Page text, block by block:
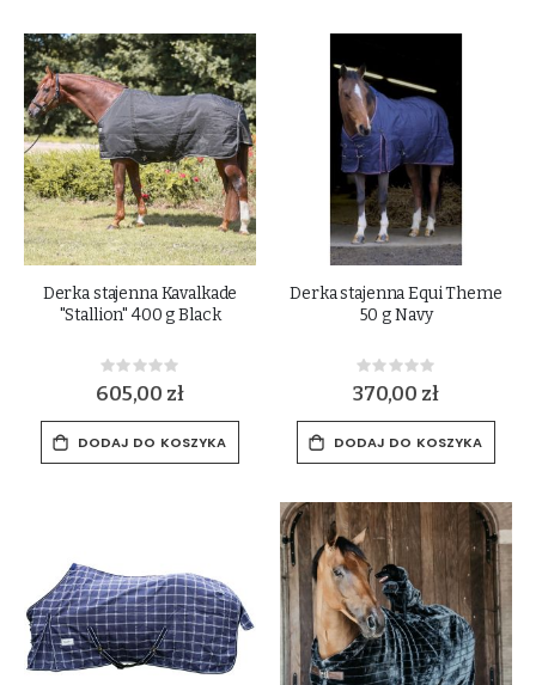
Derka stajenna Kavalkade
"Stallion" 400 g Black
Rating:
0%
605,00 zł
DODAJ DO KOSZYKA
Derka stajenna Equi Theme
50 g Navy
Rating:
0%
370,00 zł
DODAJ DO KOSZYKA